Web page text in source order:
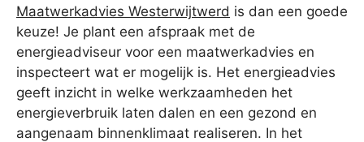
Maatwerkadvies Westerwijtwerd is dan een goede
keuze! Je plant een afspraak met de
energieadviseur voor een maatwerkadvies en
inspecteert wat er mogelijk is. Het energieadvies
geeft inzicht in welke werkzaamheden het
energieverbruik laten dalen en een gezond en
aangenaam binnenklimaat realiseren. In het